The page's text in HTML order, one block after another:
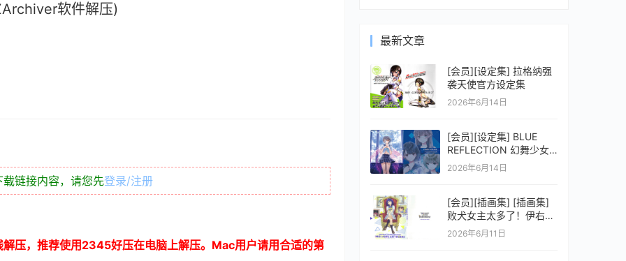
软件解压)
链接内容，请您先登录/注册
压，推荐使用 2345好压在电脑上解压。 Mac用户请用合适的第
最新文章
[会员][设定集] 拉格纳强
袭天使官方设定集
2026年6月14日
[会员][设定集] BLUE
REFLECTION 幻舞少女
之剑公式ビジュアルコレ
2026年6月14日
[会员][插画集] [插画集]
败犬女主太多了！伊右群
ARTWORKS
2026年6月11日